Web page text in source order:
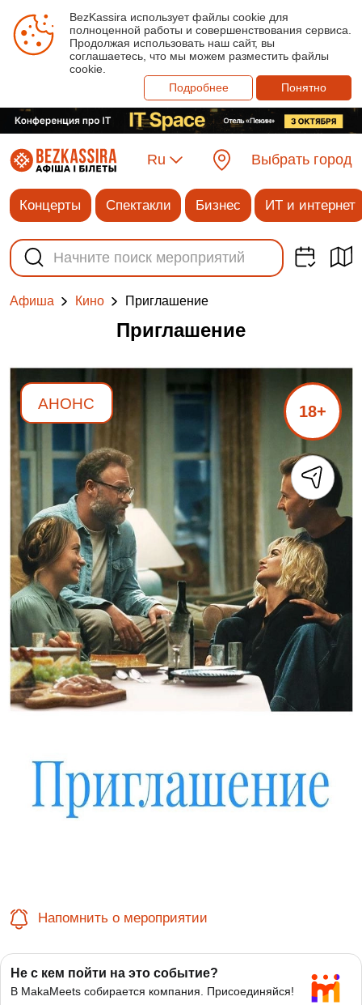
BezKassira использует файлы cookie для
полноценной работы и совершенствования сервиса.
Продолжая использовать наш сайт, вы
соглашаетесь, что мы можем разместить файлы
cookie.
Подробнее
Понятно
Ru Выбрать город
Концерты Спектакли Бизнес ИТ и интернет
Афиша Кино Приглашение
Приглашение
АНОНС 18+
Напомнить о мероприятии